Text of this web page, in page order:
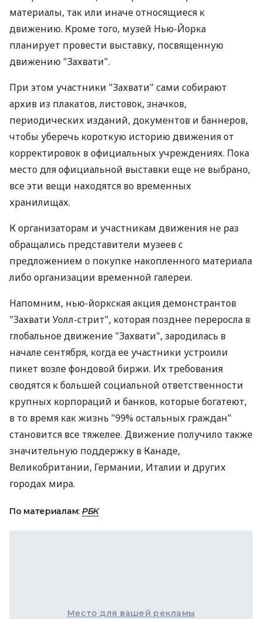
материалы, так или иначе относящиеся к
движению. Кроме того, музей Нью-Йорка
планирует провести выставку, посвященную
движению "Захвати".
При этом участники "Захвати" сами собирают
архив из плакатов, листовок, значков,
периодических изданий, документов и баннеров,
чтобы уберечь короткую историю движения от
корректировок в официальных учреждениях. Пока
место для официальной выставки еще не выбрано,
все эти вещи находятся во временных
хранилищах.
К организаторам и участникам движения не раз
обращались представители музеев с
предложением о покупке накопленного материала
либо организации временной галереи.
Напомним, нью-йоркская акция демонстрантов
"Захвати Уолл-стрит", которая позднее переросла в
глобальное движение "Захвати", зародилась в
начале сентября, когда ее участники устроили
пикет возле фондовой биржи. Их требования
сводятся к большей социальной ответственности
крупных корпораций и банков, которые богатеют,
в то время как жизнь "99% остальных граждан"
становится все тяжелее. Движение получило также
значительную поддержку в Канаде,
Великобритании, Германии, Италии и других
городах мира.
По материалам: РБК
Место для вашей рекламы